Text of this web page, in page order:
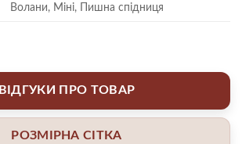
Волани, Міні, Пишна спідниця
ВІДГУКИ ПРО ТОВАР
РОЗМІРНА СІТКА